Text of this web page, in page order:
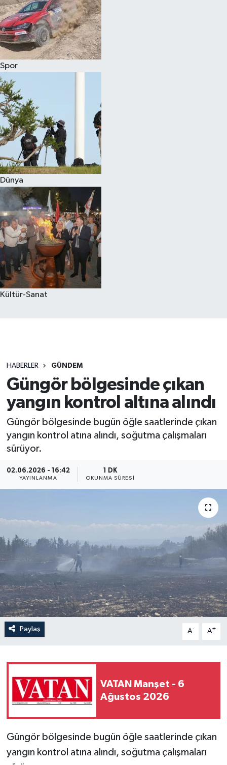
Spor
Dünya
Kültür-Sanat
HABERLER GÜNDEM
Güngör bölgesinde çıkan
yangın kontrol altına alındı
Güngör bölgesinde bugün öğle saatlerinde çıkan
yangın kontrol atına alındı, soğutma çalışmaları
sürüyor.
02.06.2026 - 16:42
YAYINLANMA
1 DK
OKUNMA SÜRESI
Paylaş A- A+
VATAN Manşet - 6
Ağustos 2026
Güngör bölgesinde bugün öğle saatlerinde çıkan
yangın kontrol atına alındı, soğutma çalışmaları